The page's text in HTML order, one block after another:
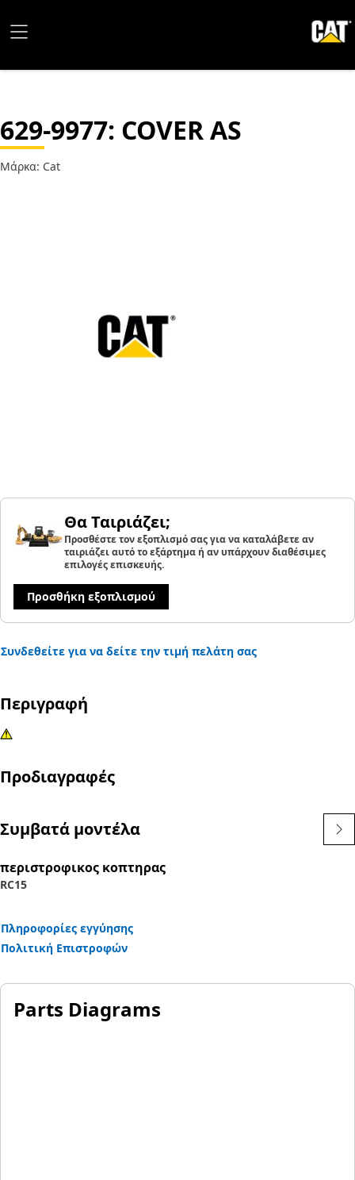
629-9977: COVER AS
Μάρκα: Cat
Θα Ταιριάζει;
Προσθέστε τον εξοπλισμό σας για να καταλάβετε αν
ταιριάζει αυτό το εξάρτημα ή αν υπάρχουν διαθέσιμες
επιλογές επισκευής.
Προσθήκη εξοπλισμού
Συνδεθείτε για να δείτε την τιμή πελάτη σας
Περιγραφή
Προδιαγραφές
Συμβατά μοντέλα
περιστροφικος κοπτηρας
RC15
Πληροφορίες εγγύησης
Πολιτική Επιστροφών
Parts Diagrams